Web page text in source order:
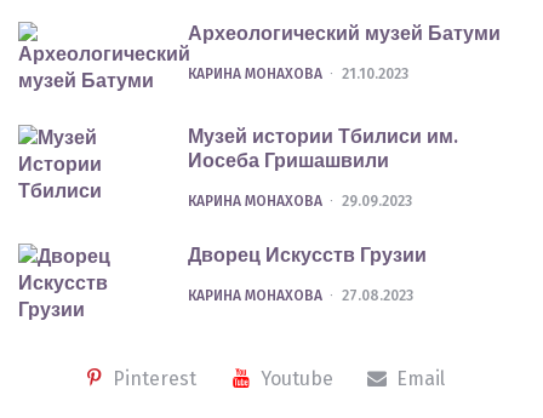
Археологический музей Батуми
POSTED
КАРИНА МОНАХОВА 21.10.2023
Музей истории Тбилиси им.
Иосеба Гришашвили
POSTED
КАРИНА МОНАХОВА 29.09.2023
Дворец Искусств Грузии
POSTED
КАРИНА МОНАХОВА 27.08.2023
Pinterest Youtube Email